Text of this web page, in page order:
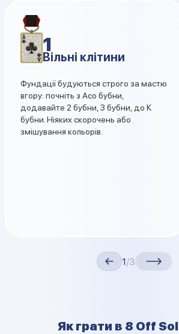
1
Вільні клітини
Фундації будуються строго за мастю
вгору: почніть з Асо бубни,
додавайте 2 бубни, 3 бубни, до К
бубни. Ніяких скорочень або
змішування кольорів.
1/3
Як грати в 8 Off